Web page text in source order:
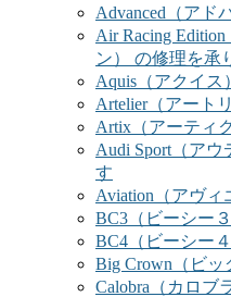
Advanced（アド
Air Racing
ン） の修理を承
Aquis（アクイス
Artelier（アート
Artix（アーティ
Audi Sport（ア
す
Aviation（アヴ
BC3（ビーシー
BC4（ビーシー
Big Crown（ビ
Calobra（カロブ